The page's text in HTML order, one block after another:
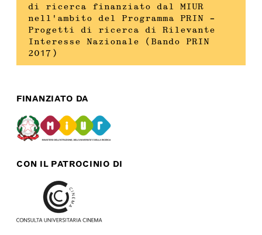
di ricerca finanziato dal MIUR
nell’ambito del Programma PRIN –
Progetti di ricerca di Rilevante
Interesse Nazionale (Bando PRIN
2017)
FINANZIATO DA
CON IL PATROCINIO DI